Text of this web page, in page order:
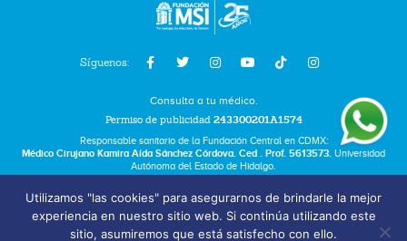
Síguenos:
Consulta a tu médico.
Permiso de publicidad 243300201A1574
Responsable sanitario de la Fundación Central en CDMX:
Médico Cirujano Kamira Aída Sánchez Córdova. Ced . Prof. 5613573. Universidad
Autónoma del Estado de Hidalgo.
Términos y Condiciones
Bolsa de Trabajo
Utilizamos "las cookies" para asegurarnos de brindarle la mejor
experiencia en nuestro sitio web. Si continúa utilizando este
sitio, asumiremos que está satisfecho con ello.